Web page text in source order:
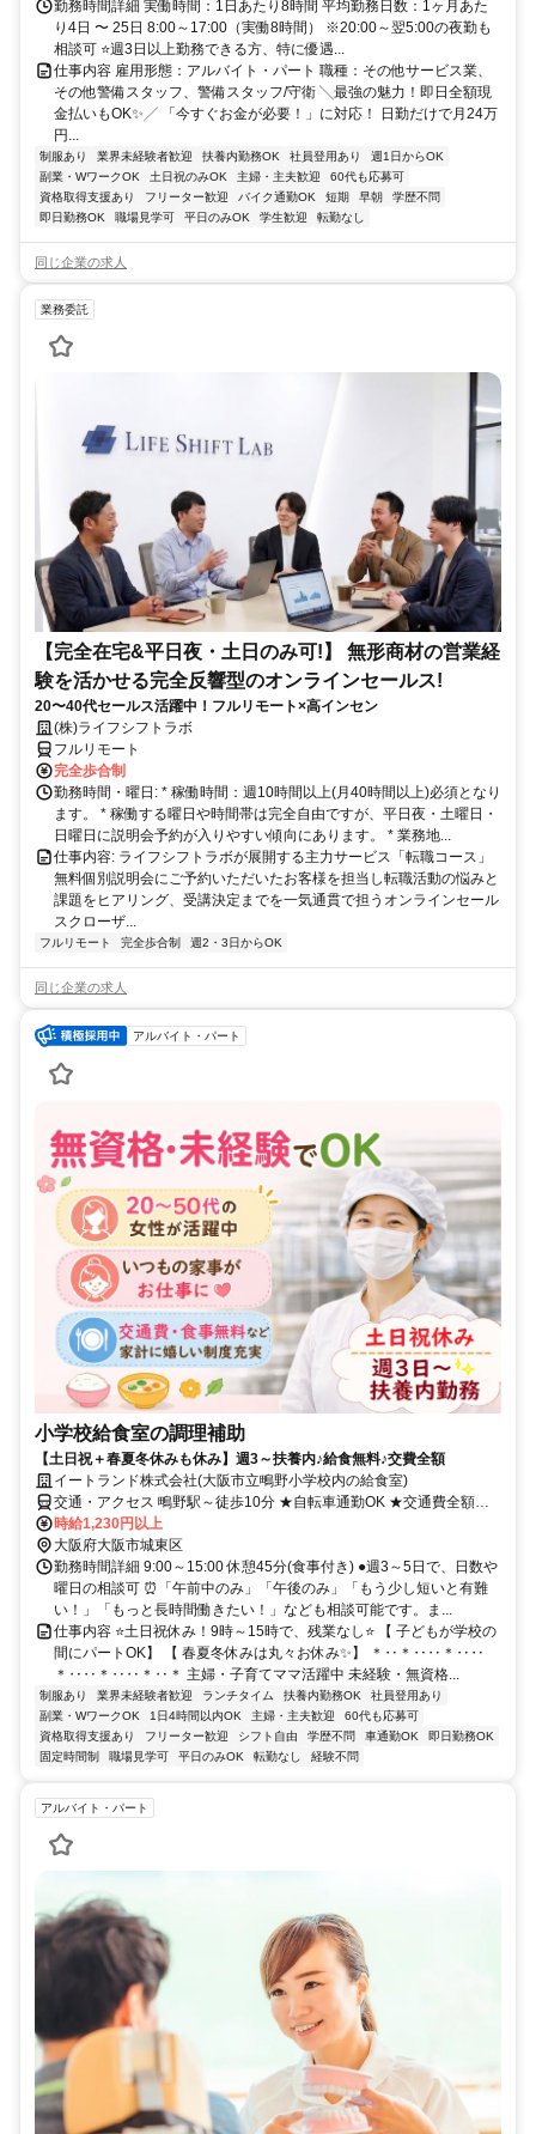
勤務時間詳細 実働時間：1日あたり8時間 平均勤務日数：1ヶ月あた
り4日 〜 25日 8:00～17:00（実働8時間） ※20:00～翌5:00の夜勤も
相談可 ⭐週3日以上勤務できる方、特に優遇...
仕事内容 雇用形態：アルバイト・パート 職種：その他サービス業、
その他警備スタッフ、警備スタッフ/守衛 ╲最強の魅力！即日全額現
金払いもOK✨╱ 「今すぐお金が必要！」に対応！ 日勤だけで月24万
円...
制服あり 業界未経験者歓迎 扶養内勤務OK 社員登用あり
週1日からOK
副業・WワークOK
土日祝のみOK 主婦・主夫歓迎
60代も応募可
資格取得支援あり
フリーター歓迎 バイク通勤OK 短期 早朝
学歴不問
即日勤務OK
職場見学可 平日のみOK 学生歓迎 転勤なし
同じ企業の求人
業務委託
【完全在宅&平日夜・土日のみ可!】 無形商材の営業経
験を活かせる完全反響型のオンラインセールス!
20〜40代セールス活躍中！フルリモート×高インセン
(株)ライフシフトラボ
フルリモート
完全歩合制
勤務時間・曜日: * 稼働時間：週10時間以上(月40時間以上)必須となり
ます。 * 稼働する曜日や時間帯は完全自由ですが、平日夜・土曜日・
日曜日に説明会予約が入りやすい傾向にあります。 * 業務地...
仕事内容: ライフシフトラボが展開する主力サービス「転職コース」
無料個別説明会にご予約いただいたお客様を担当し転職活動の悩みと
課題をヒアリング、受講決定までを一気通貫で担うオンラインセール
スクローザ...
フルリモート 完全歩合制 週2・3日からOK
同じ企業の求人
アルバイト・パート
小学校給食室の調理補助
【土日祝＋春夏冬休みも休み】週3～扶養内♪給食無料♪交費全額
イートランド株式会社(大阪市立鴫野小学校内の給食室)
交通・アクセス 鴫野駅～徒歩10分 ★自転車通勤OK ★交通費全額支
給
時給1,230円以上
大阪府大阪市城東区
勤務時間詳細 9:00～15:00 休憩45分(食事付き) ●週3～5日で、日数や
曜日の相談可 ⏰「午前中のみ」「午後のみ」「もう少し短いと有難
い！」「もっと長時間働きたい！」なども相談可能です。ま...
仕事内容 ⭐土日祝休み！9時～15時で、残業なし⭐ 【 子どもが学校の
間にパートOK】 【 春夏冬休みは丸々お休み✨】 ＊‥＊‥‥＊‥‥
＊‥‥＊‥‥＊‥＊ 主婦・子育てママ活躍中 未経験・無資格...
制服あり 業界未経験者歓迎 ランチタイム 扶養内勤務OK
社員登用あり
副業・WワークOK
1日4時間以内OK 主婦・主夫歓迎
60代も応募可
資格取得支援あり
フリーター歓迎 シフト自由 学歴不問 車通勤OK
即日勤務OK
固定時間制
職場見学可 平日のみOK 転勤なし 経験不問
アルバイト・パート